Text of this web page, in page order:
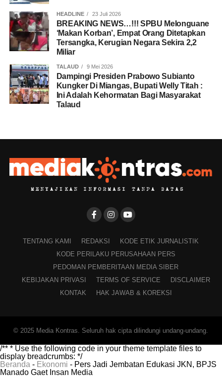
HEADLINE 23 Juli 2026
BREAKING NEWS…!!! SPBU Melonguane
‘Makan Korban’, Empat Orang Ditetapkan
Tersangka, Kerugian Negara Sekira 2,2
Miliar
TALAUD 9 Mei 2026
Dampingi Presiden Prabowo Subianto
Kungker Di Miangas, Bupati Welly Titah :
Ini Adalah Kehormatan Bagi Masyarakat
Talaud
TENTANG KAMI REDAKSI
KODE ETIK JURNALISTIK
KODE PERILAKU PERUSAHAAN PERS
PEDOMAN PEMBERITAAN MEDIA SIBER
KEBIJAKAN PRIVASI
TERMS OF SERVICE
DISCLAIMER
KONTAK
HAK JAWAB & KOREKSI
© 2025 Media Kontras. Seluruh hak cipta dilindungi undang-undang.
/** * Use the following code in your theme template files to
display breadcrumbs: */
Beranda - Ekonomi - Pers Jadi Jembatan Edukasi JKN, BPJS
Manado Gaet Insan Media